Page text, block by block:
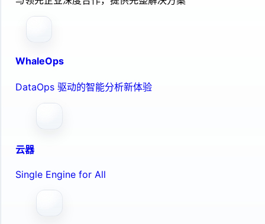
WhaleOps
DataOps 驱动的智能分析新体验
云器
Single Engine for All